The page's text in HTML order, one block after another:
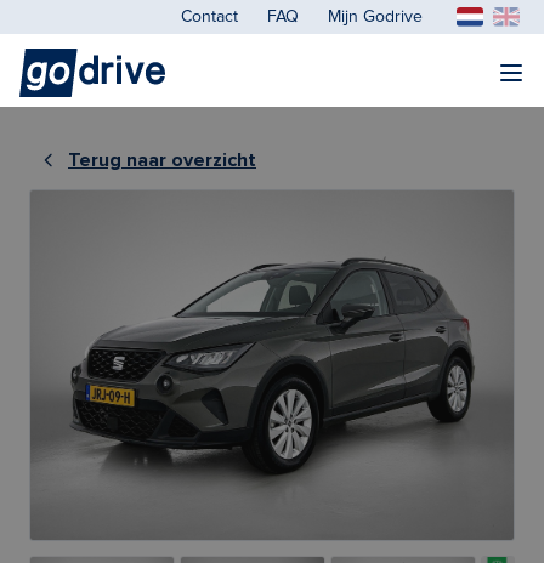
Contact FAQ Mijn Godrive
Terug naar overzicht